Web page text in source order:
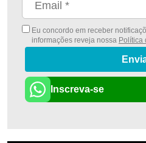
Eu concordo em receber
informações reveja nossa Política
Inscreva-se